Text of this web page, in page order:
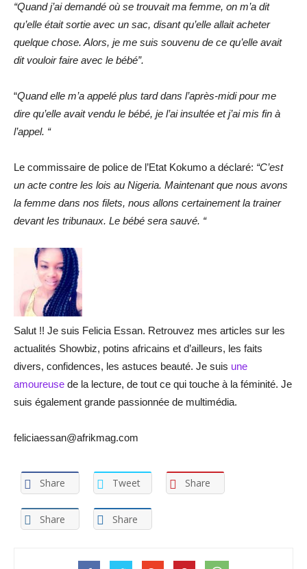
“Quand j’ai demandé où se trouvait ma femme, on m’a dit
qu’elle était sortie avec un sac, disant qu’elle allait acheter
quelque chose. Alors, je me suis souvenu de ce qu’elle avait
dit vouloir faire avec le bébé”.
“Quand elle m’a appelé plus tard dans l’après-midi pour me
dire qu’elle avait vendu le bébé, je l’ai insultée et j’ai mis fin à
l’appel. “
Le commissaire de police de l’Etat Kokumo a déclaré: “C’est
un acte contre les lois au Nigeria. Maintenant que nous avons
la femme dans nos filets, nous allons certainement la trainer
devant les tribunaux. Le bébé sera sauvé. “
Salut !! Je suis Felicia Essan. Retrouvez mes articles sur les
actualités Showbiz, potins africains et d’ailleurs, les faits
divers, confidences, les astuces beauté. Je suis une
amoureuse de la lecture, de tout ce qui touche à la féminité. Je
suis également grande passionnée de multimédia.
feliciaessan@afrikmag.com
Share Tweet Share
Share Share